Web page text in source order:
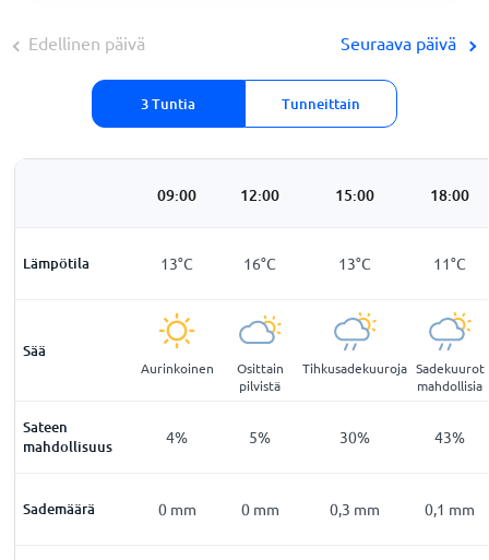
Edellinen päivä
3 Tuntia Tunneittain
Seuraava päivä
09:00 12:00 15:00 18:00
Lämpötila
8 13°C 16°C 13°C 11°C
Sää
Aurinkoinen
Osittain
pilvistä
Tihkusadekuuroja Sadekuurot
mahdollisia
Sateen
mahdollisuus
% 4% 5% 30% 43%
Sademäärä
mm 0mm 0 mm 0 mm 0,3 mm 0,1 mm